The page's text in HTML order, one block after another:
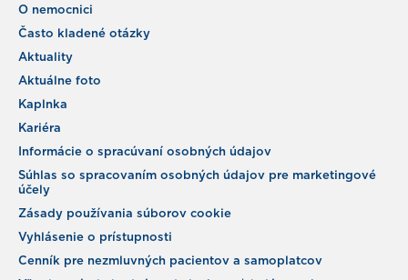
O nemocnici
Často kladené otázky
Aktuality
Aktuálne foto
Kaplnka
Kariéra
Informácie o spracúvaní osobných údajov
Súhlas so spracovaním osobných údajov pre marketingové
účely
Zásady používania súborov cookie
Vyhlásenie o prístupnosti
Cenník pre nezmluvných pacientov a samoplatcov